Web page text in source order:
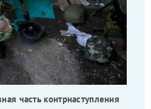
часть контрнаступления